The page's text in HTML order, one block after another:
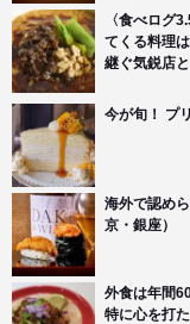
〈食べログ
てくる料理
継ぐ気鋭店
今が旬！ プ
海外で認め
京・銀座）
外食は年間
特に心を打